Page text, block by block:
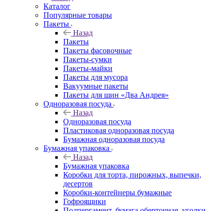
Каталог
Популярные товары
Пакеты
Назад
Пакеты
Пакеты фасовочные
Пакеты-сумки
Пакеты-майки
Пакеты для мусора
Вакуумные пакеты
Пакеты для шин «Два Андрея»
Одноразовая посуда
Назад
Одноразовая посуда
Пластиковая одноразовая посуда
Бумажная одноразовая посуда
Бумажная упаковка
Назад
Бумажная упаковка
Коробки для торта, пирожных, выпечки,
десертов
Коробки-контейнеры бумажные
Гофроящики